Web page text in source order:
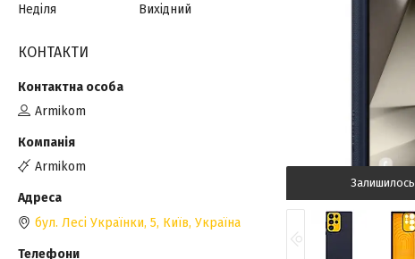
Залишилось
Неділя
Вихідний
КОНТАКТИ
Armikom
Armikom
бул. Лесі Українки, 5, Київ, Україна